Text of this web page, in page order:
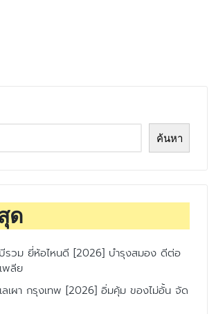
ค้นหา
ด
รวม ยี่ห้อไหนดี [2026] บำรุงสมอง ดีต่อ
พลีย
ลเผา กรุงเทพ [2026] อิ่มคุ้ม ของไม่อั้น จัด